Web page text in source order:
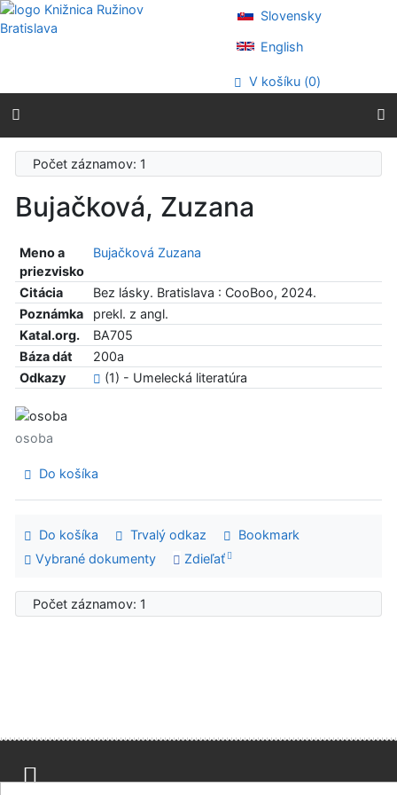
Prejsť na obsah
Prejsť na menu
Prehlásenie o webovej prístupnosti
Slovensky
English
V košíku (0)
Počet záznamov: 1
Bujačková, Zuzana
Meno a
priezvisko
Bujačková Zuzana
Citácia
Bez lásky. Bratislava : CooBoo, 2024.
Poznámka
prekl. z angl.
Katal.org.
BA705
Báza dát
200a
Odkazy
(1) - Umelecká literatúra
osoba
Do košíka
Do košíka Trvalý odkaz
Bookmark
Vybrané dokumenty
Zdieľať
Počet záznamov: 1